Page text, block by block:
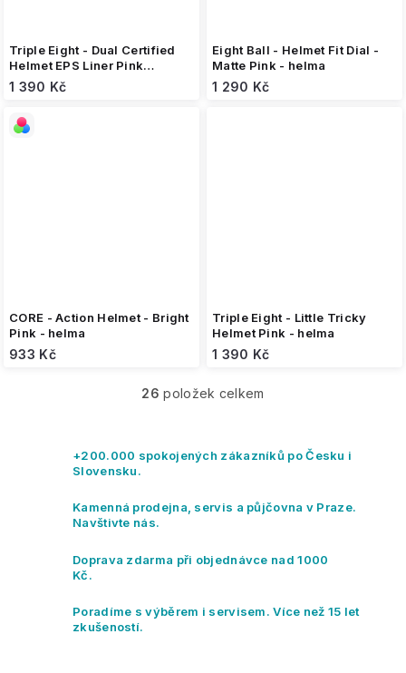
Triple Eight - Dual Certified
Helmet EPS Liner Pink
metallic - helma
1 390 Kč
Eight Ball - Helmet Fit Dial -
Matte Pink - helma
1 290 Kč
CORE - Action Helmet - Bright
Pink - helma
933 Kč
Triple Eight - Little Tricky
Helmet Pink - helma
1 390 Kč
O
á
c
r
v
y
26 položek celkem
+200.000 spokojených zákazníků po Česku i
Slovensku.
Kamenná prodejna, servis a půjčovna v Praze.
Navštivte nás.
Doprava zdarma při objednávce nad 1000
Kč.
Poradíme s výběrem i servisem. Více než 15 let
zkušeností.